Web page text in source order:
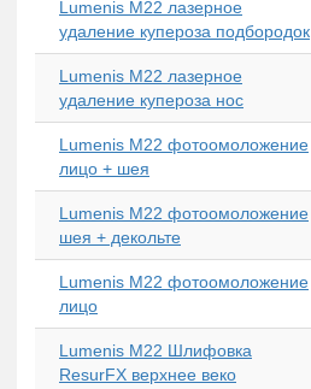
Lumenis M22 лазерное
удаление купероза подбородок
Lumenis M22 лазерное
удаление купероза нос
Lumenis M22 фотоомоложение
лицо + шея
Lumenis M22 фотоомоложение
шея + декольте
Lumenis M22 фотоомоложение
лицо
Lumenis M22 Шлифовка
ResurFX верхнее веко